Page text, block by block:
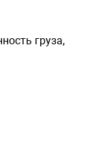
груза,